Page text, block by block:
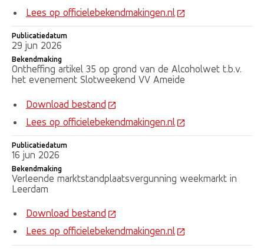
Lees op officielebekendmakingen.nl
Publicatiedatum
29 jun 2026
Bekendmaking
Ontheffing artikel 35 op grond van de Alcoholwet t.b.v.
het evenement Slotweekend VV Ameide
Download bestand
Lees op officielebekendmakingen.nl
Publicatiedatum
16 jun 2026
Bekendmaking
Verleende marktstandplaatsvergunning weekmarkt in
Leerdam
Download bestand
Lees op officielebekendmakingen.nl